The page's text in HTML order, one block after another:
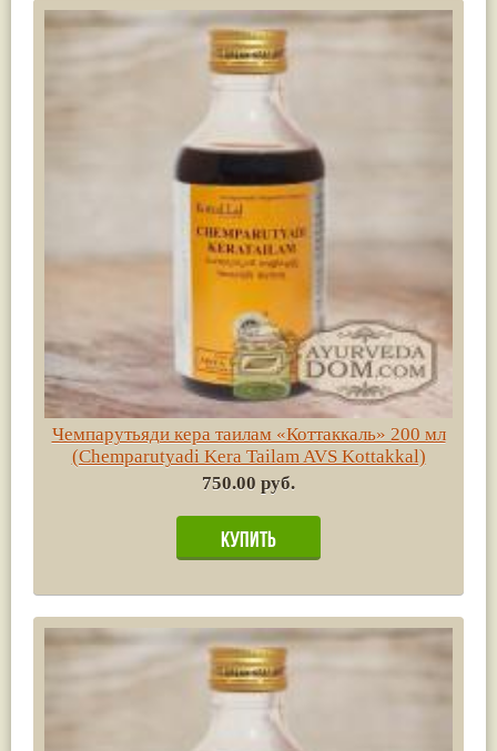
Чемпарутьяди кера таилам «Коттаккаль» 200 мл
(Chemparutyadi Kera Tailam AVS Kottakkal)
750.00 руб.